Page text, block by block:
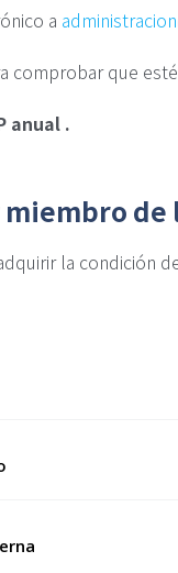
a
comprobar que
anual .
de
la condición